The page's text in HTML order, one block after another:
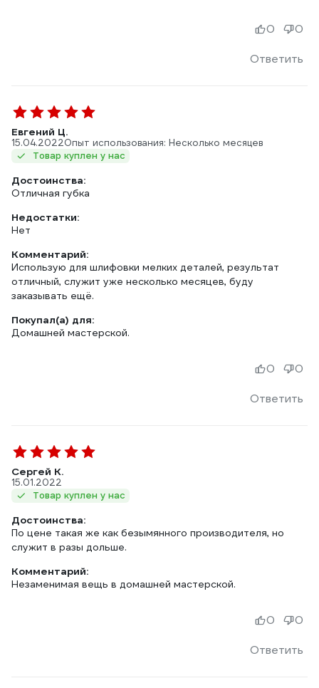
Ответить
0 0
Евгений Ц.
15.04.2022Опыт использования: Несколько месяцев
Товар куплен у нас
Достоинства:
Отличная губка
Недостатки:
Нет
Комментарий:
Использую для шлифовки мелких деталей, результат
отличный, служит уже несколько месяцев, буду
заказывать ещё.
Покупал(а) для:
Домашней мастерской.
Ответить
0 0
Сергей К.
15.01.2022
Товар куплен у нас
Достоинства:
По цене такая же как безымянного производителя, но
служит в разы дольше.
Комментарий:
Незаменимая вещь в домашней мастерской.
Ответить
0 0